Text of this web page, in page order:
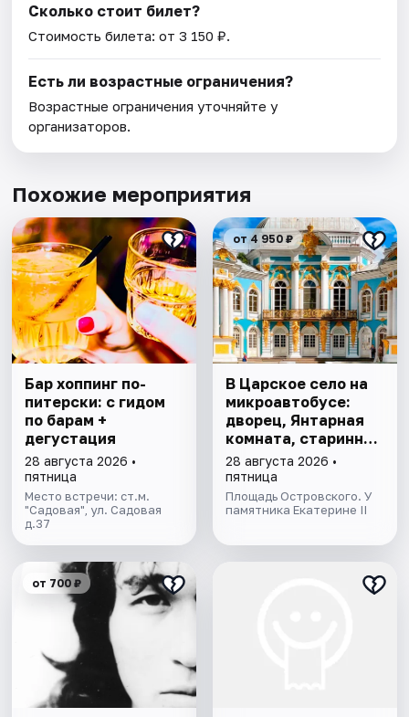
Сколько стоит билет?
Стоимость билета: от 3 150 ₽.
Есть ли возрастные ограничения?
Возрастные ограничения уточняйте у
организаторов.
Похожие мероприятия
Бар хоппинг по-
питерски: с гидом
по барам +
дегустация
28 августа 2026 •
пятница
Место встречи: ст.м.
"Садовая", ул. Садовая
д.37
от 4 950 ₽
В Царское село на
микроавтобусе:
дворец, Янтарная
комната, старинный
парк
28 августа 2026 •
пятница
Площадь Островского. У
памятника Екатерине II
от 700 ₽